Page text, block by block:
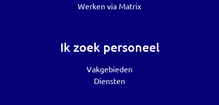
Werken via Matrix
Ik zoek personeel
Vakgebieden
Diensten